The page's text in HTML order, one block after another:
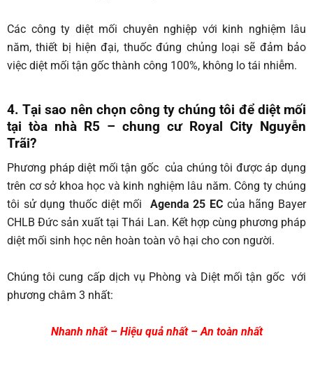
Các công ty diệt mối chuyên nghiệp với kinh nghiệm lâu
năm, thiết bị hiện đại, thuốc đúng chủng loại sẽ đảm bảo
việc diệt mối tận gốc thành công 100%, không lo tái nhiễm.
4. Tại sao nên chọn công ty chúng tôi để diệt mối
tại tòa nhà R5 – chung cư Royal City Nguyễn
Trãi?
Phương pháp diệt mối tận gốc của chúng tôi được áp dụng
trên cơ sở khoa học và kinh nghiệm lâu năm. Công ty chúng
tôi sử dụng thuốc diệt mối Agenda 25 EC của hãng Bayer
CHLB Đức sản xuất tại Thái Lan. Kết hợp cùng phương pháp
diệt mối sinh học nên hoàn toàn vô hại cho con người.
Chúng tôi cung cấp dịch vụ Phòng và Diệt mối tận gốc với
phương châm 3 nhất:
Nhanh nhất – Hiệu quả nhất – An toàn nhất